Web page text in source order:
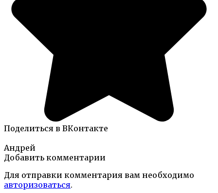
Поделиться в ВКонтакте
Андрей
Добавить комментарии
Для отправки комментария вам необходимо
авторизоваться.